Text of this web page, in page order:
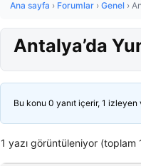
Ana sayfa › Forumlar › Genel ›
Antalya’da
Bu konu 0 yanıt içerir, 1 izleyen
1 yazı görüntüleniyor (toplam